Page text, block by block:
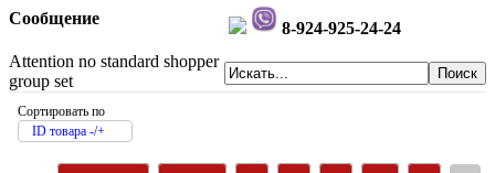
8-924-925-24-24
Сообщение
Attention no standard shopper
group set
Сортировать по
ID товара -/+